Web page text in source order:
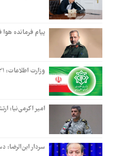
پیام فرمانده
وزارت اطلاعات: ۲۱ مزدور موساد و ۴ شرور مسلح در کرمان بازداشت شدند
امیر اکرمی‌نیا:
سردار